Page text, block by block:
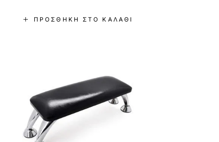
ΠΡΟΣΘΉΚΗ ΣΤΟ ΚΑΛΆΘΙ